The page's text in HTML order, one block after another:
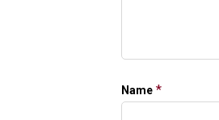
Name *